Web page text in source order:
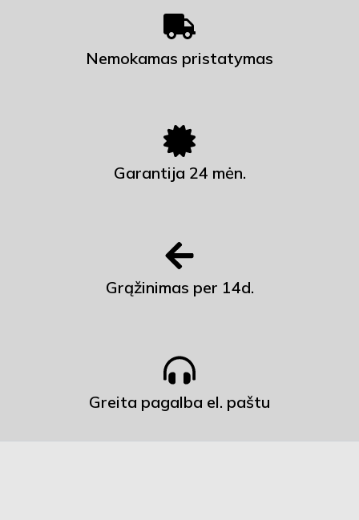
Nemokamas pristatymas
Garantija 24 mėn.
Grąžinimas per 14d.
Greita pagalba el. paštu